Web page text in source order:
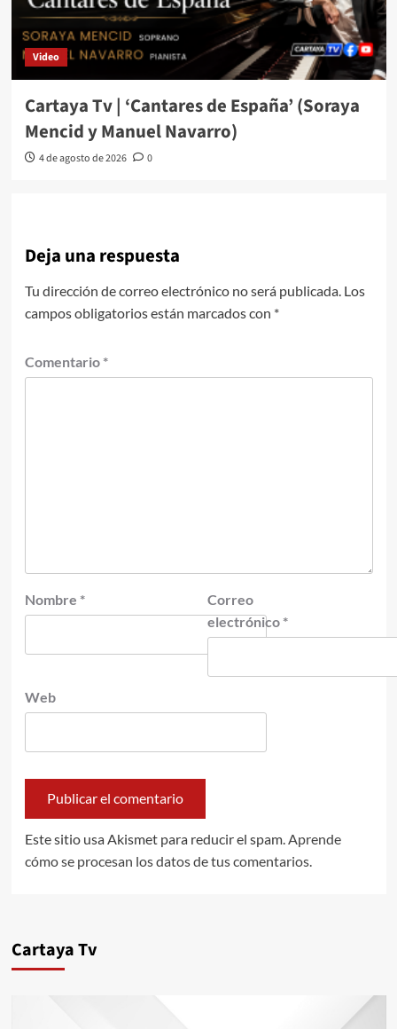
Video
Cartaya Tv | ‘Cantares de España’ (Soraya
Mencid y Manuel Navarro)
4 de agosto de 2026 0
Deja una respuesta
Tu dirección de correo electrónico no será publicada. Los
campos obligatorios están marcados con *
Comentario *
Nombre *
Correo
electrónico *
Web
Este sitio usa Akismet para reducir el spam. Aprende
cómo se procesan los datos de tus comentarios.
Cartaya Tv